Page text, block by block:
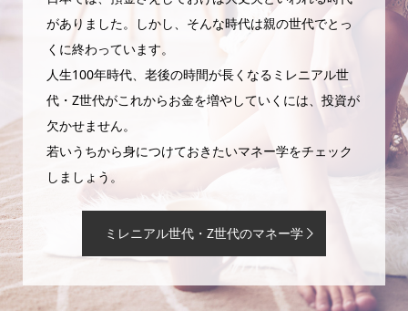
がありました。しかし、そんな時代は親の世代でとっ
くに終わっています。
人生100年時代、老後の時間が長くなるミレニアル世
代・Z世代がこれからお金を増やしていくには、投資が
欠かせません。
若いうちから身につけておきたいマネー学をチェック
しましょう。
ミレニアル世代・Z世代のマネー学